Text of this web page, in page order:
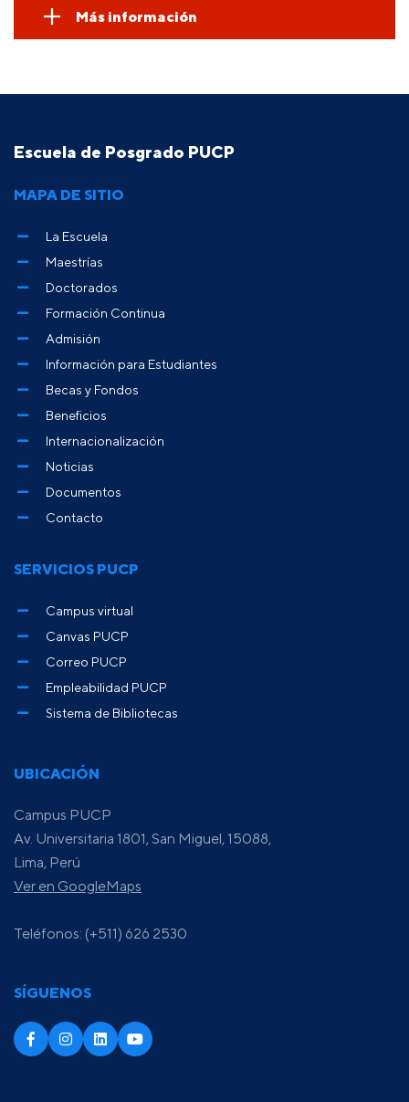
Más información
Escuela de Posgrado PUCP
UBICACIÓN
Campus PUCP
Av. Universitaria 1801, San Miguel, 15088,
Lima, Perú
Ver en GoogleMaps
Teléfonos: (+511) 626 2530
SÍGUENOS
MAPA DE SITIO
La Escuela
Maestrías
Doctorados
Formación Continua
Admisión
Información para Estudiantes
Becas y Fondos
Beneficios
Internacionalización
Noticias
Documentos
Contacto
SERVICIOS PUCP
Campus virtual
Canvas PUCP
Correo PUCP
Empleabilidad PUCP
Sistema de Bibliotecas